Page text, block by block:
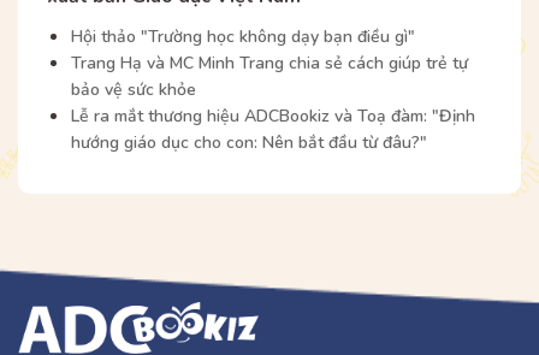
Hội thảo "Trường học không dạy bạn điều gì"
Trang Hạ và MC Minh Trang chia sẻ cách giúp trẻ tự
bảo vệ sức khỏe
Lễ ra mắt thương hiệu ADCBookiz và Toạ đàm: "Định
hướng giáo dục cho con: Nên bắt đầu từ đâu?"